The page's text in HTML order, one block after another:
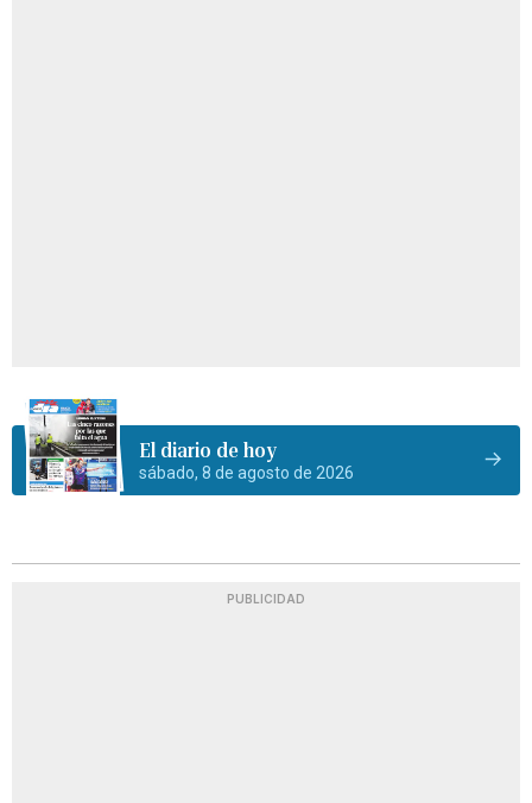
El diario de hoy
sábado, 8 de agosto de 2026
PUBLICIDAD